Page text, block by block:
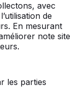
avec
de
En mesurant
note site
les parties